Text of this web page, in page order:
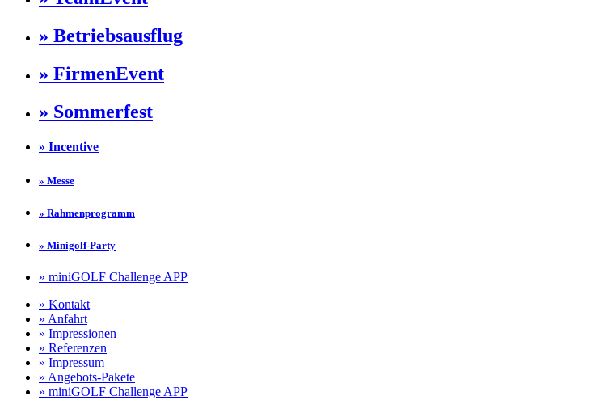
» Betriebsausflug
» FirmenEvent
» Sommerfest
» Incentive
» Messe
» Rahmenprogramm
» Minigolf-Party
» miniGOLF Challenge APP
» Kontakt
» Anfahrt
» Impressionen
» Referenzen
» Impressum
» Angebots-Pakete
» miniGOLF Challenge APP